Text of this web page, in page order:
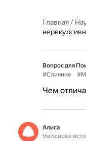
Главная/
Вопрос для
#Слияние
Чем
Алиса
На основе